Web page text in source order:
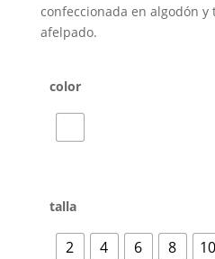
confeccionada en algodón
afelpado.
color
talla
2 4 6 8 10